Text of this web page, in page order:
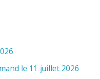
le 11 juillet 2026